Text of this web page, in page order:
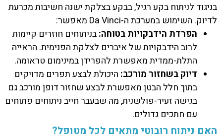
בניגוד לניתוח בקע רגיל, בבקע בצלקת ישנה חשיבות מכרעת
לדיוק. השימוש במערכת ה-Da Vinci מאפשר:
הפרדת הידבקויות בטוחה:בניתוחים חוזרים קיימות
לרוב הידבקויות של איברים לצלקת הפנימית. הראייה
התלת-ממדית מאפשרת להפרידן במינימום טראומה.
דיוק בשחזור מורכב: היכולת לבצע תפרים מדויקים
בתוך חלל הבטן מאפשרת לבצע שחזור דופן מורכב גם
בגישה זעיר-פולשנית, מה שבעבר חייב ניתוחים פתוחים
עם חתכים גדולים.
האם ניתוח רובוטי מתאים לכל מטופל?